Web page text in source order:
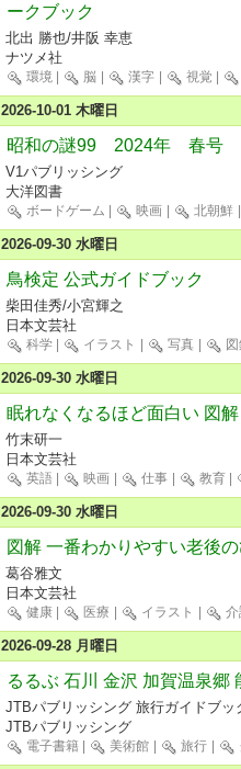
ークブック
北出 勝也/井阪 幸恵
ナツメ社
環境 脳 漢字 視覚
2026-10-01 木曜日
昭和の謎99 2024年 春号
V1パブリッシング
大洋図書
ボードゲーム 映画 北朝鮮
2026-09-30 水曜日
鳥検定 公式ガイドブック
柴田佳秀/小宮輝之
日本文芸社
科学 イラスト 写真
2026-09-30 水曜日
眠れなくなるほど面白い 図
竹末研一
日本文芸社
英語 映画 仕事 教育
2026-09-30 水曜日
図解 一番わかりやすい老後
葛谷雅文
日本文芸社
健康 医療 イラスト 介
2026-09-28 月曜日
るるぶ 石川 金沢 加賀温泉郷
JTBパブリッシング 旅行ガイドブッ
JTBパブリッシング
電子書籍 美術館 旅行